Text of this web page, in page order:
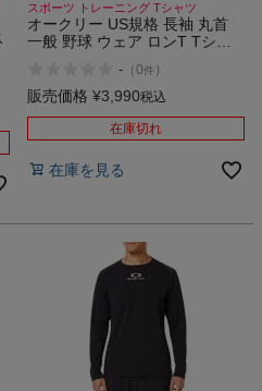
スポーツ トレーニング Tシャツ
オークリー US規格 長袖 丸首
一般 野球 ウェア ロンT Tシャ
Striking Qd Ls Tee 4.0
- （0件 ）
販売価格 ¥3,990税込
在庫切れ
在庫を見る